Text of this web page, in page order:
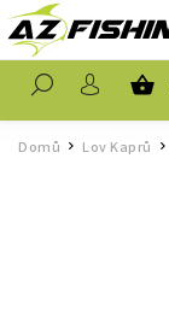
Domů / Lov Kaprů